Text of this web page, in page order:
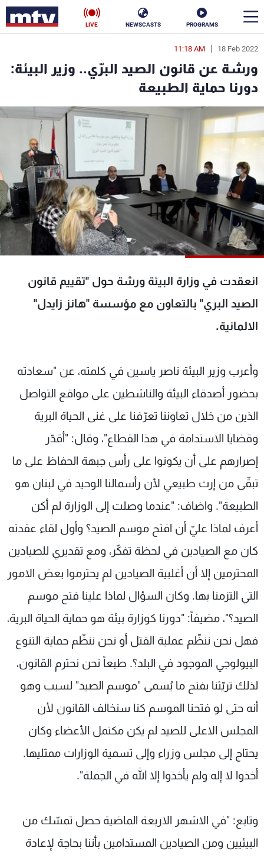
PROGRAMS
NEWSCASTS
LIVE
18 Feb 2022
11:18 AM
ورشة عن قانون الصيد البرّي.. وزير البيئة:
دورنا حماية الطبيعة
انعقدت في وزارة البيئة ورشة حول "تقييم قانون
الصيد البري" بالتعاون مع مؤسسة "هانز زايدل"
الالمانية.
وأعرب وزير البيئة ناصر ياسين في كلمته، عن "سعادته
بحضور أصدقاء البيئة والناشطين على مواقع التواصل
الذين من خلال تعاوننا تعرّفنا على غنى الحياة البرية
وقضايا الاستدامة في هذا القطاع"، وقال: "أقدّر
إصرارهم على أن يكونوا على رأس جبهة الحفاظ على ما
تبقّى من إرث طبيعي لأن رأسمالنا الوحيد في لبنان هو
الطبيعة". واضاف: "عندما وصلت إلى الوزارة لم أكن
أعرف لماذا عليّ أن افتح موسم الصيد؟ وأول لقاء عقدته
كان مع الصيادين في لحظة تفكّر، ومع تقديري للصيادين
المحترمين إلا أن أغلبية الصيادين لم يحترموا بعض الامور
التي التزمنا بها. وكان السؤال لماذا علينا فتح موسم
الصيد؟"، مضيفاً: "دورنا كوزارة بيئة هو حماية الحياة البرية،
فهل نحن ننظّم عملية القتل أو نحن ننظّم حماية التنوع
البيولوجي الموجود في البلد؟. طبعاً نحن نحترم القانون،
لذلك تريّثنا بفتح ما يُسمى "موسم الصيد" لسبب وهو
أنه حتى لو فتحنا الموسم كنا سنخالف القانون لأن
المجلس الاعلى للصيد لم يكن مكتمل الأعضاء وكان
يحتاج إلى مجلس وزراء وإلى تسمية الوزارات ممثليها.
أخذوا لا إله ولم يأخذوا إلا الله في الجملة".
وتابع: "في الاشهر الاربعة الماضية حصل تمسّك من
البيئيين ومن الصيادين المستدامين بأننا بحاجة لإعادة
en
الأخبار
سياسة ناس
إقتصاد فن
منوعات رياضة
كأس العالم
البرامج
شاهد البرامج
عن MTV
سياسة الخصوصية